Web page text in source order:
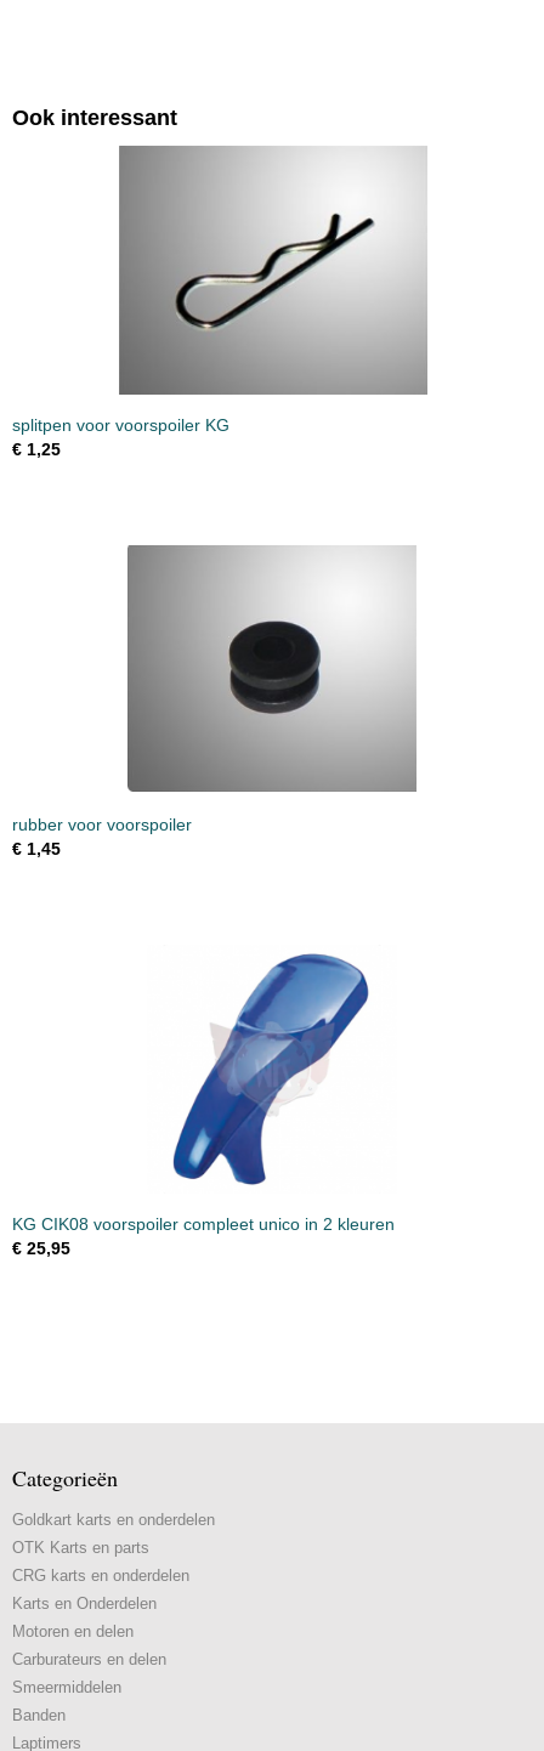
Ook interessant
splitpen voor voorspoiler KG
€ 1,25
rubber voor voorspoiler
€ 1,45
KG CIK08 voorspoiler compleet unico in 2 kleuren
€ 25,95
Categorieën
Goldkart karts en onderdelen
OTK Karts en parts
CRG karts en onderdelen
Karts en Onderdelen
Motoren en delen
Carburateurs en delen
Smeermiddelen
Banden
Laptimers